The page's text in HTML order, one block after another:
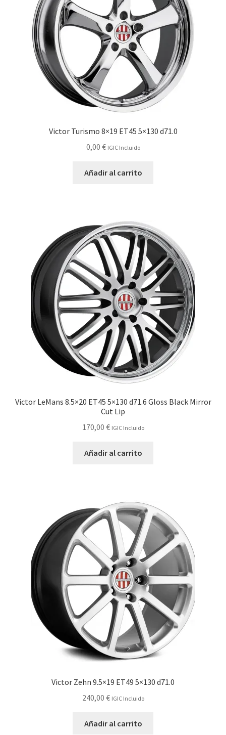
Victor Turismo 8×19 ET45 5×130 d71.0
0,00 € IGIC Incluido
Añadir al carrito
Victor LeMans 8.5×20 ET45 5×130 d71.6 Gloss Black Mirror
Cut Lip
170,00 € IGIC Incluido
Añadir al carrito
Victor Zehn 9.5×19 ET49 5×130 d71.0
240,00 € IGIC Incluido
Añadir al carrito